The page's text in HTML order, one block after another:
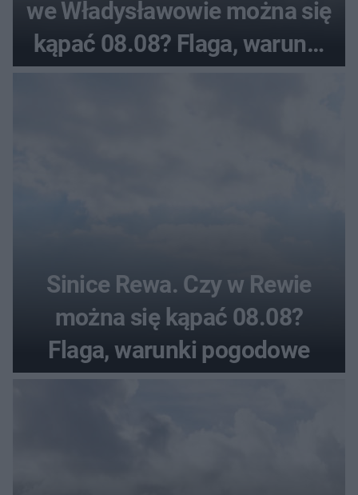
we Władysławowie można się
kąpać 08.08? Flaga, warunki
Sinice Rewa. Czy w Rewie
można się kąpać 08.08?
Flaga, warunki pogodowe